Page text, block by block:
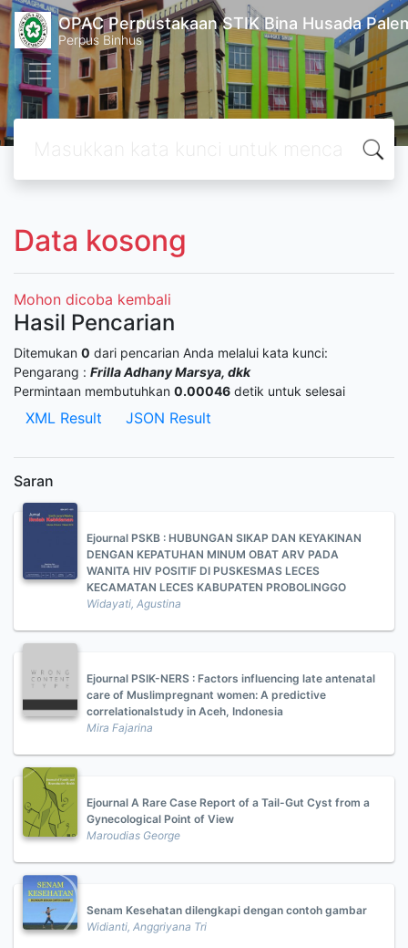
OPAC Perpustakaan STIK Bina Husada
Perpus Binhus
Data kosong
Mohon dicoba kembali
Hasil Pencarian
Ditemukan 0 dari pencarian Anda melalui kata kunci:
Pengarang : Frilla Adhany Marsya, dkk
Permintaan membutuhkan 0.00046 detik untuk selesai
XML Result JSON Result
Saran
Ejournal PSKB : HUBUNGAN SIKAP DAN KEYAKINAN
DENGAN KEPATUHAN MINUM OBAT ARV PADA
WANITA HIV POSITIF DI PUSKESMAS LECES
KECAMATAN LECES KABUPATEN PROBOLINGGO
Widayati, Agustina
Ejournal PSIK-NERS : Factors influencing late antenatal
care of Muslimpregnant women: A predictive
correlationalstudy in Aceh, Indonesia
Mira Fajarina
Ejournal A Rare Case Report of a Tail-Gut Cyst from a
Gynecological Point of View
Maroudias George
Senam Kesehatan dilengkapi dengan contoh gambar
Widianti, Anggriyana Tri